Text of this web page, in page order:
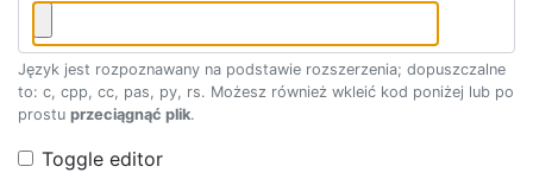
Język jest rozpoznawany na podstawie rozszerzenia; dopuszczalne
to: c, cpp, cc, pas, py, rs. Możesz również wkleić kod poniżej lub po
prostu przeciągnąć plik.
Toggle editor